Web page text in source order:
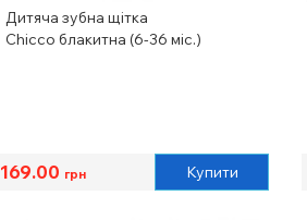
Дитяча зубна щітка
Chicco блакитна (6-36 міс.)
169.00 грн Купити